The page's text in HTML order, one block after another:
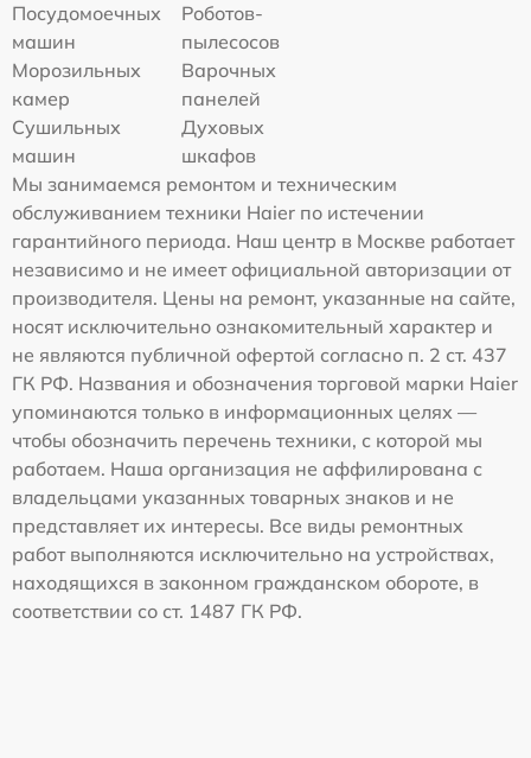
Посудомоечных
машин
Роботов-
пылесосов
Морозильных
камер
Варочных
панелей
Сушильных
машин
Духовых
шкафов
Мы занимаемся ремонтом и техническим
обслуживанием техники Haier по истечении
гарантийного периода. Наш центр в Москве работает
независимо и не имеет официальной авторизации от
производителя. Цены на ремонт, указанные на сайте,
носят исключительно ознакомительный характер и
не являются публичной офертой согласно п. 2 ст. 437
ГК РФ. Названия и обозначения торговой марки Haier
упоминаются только в информационных целях —
чтобы обозначить перечень техники, с которой мы
работаем. Наша организация не аффилирована с
владельцами указанных товарных знаков и не
представляет их интересы. Все виды ремонтных
работ выполняются исключительно на устройствах,
находящихся в законном гражданском обороте, в
соответствии со ст. 1487 ГК РФ.